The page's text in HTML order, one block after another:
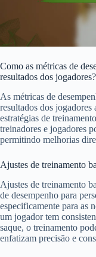
Como as métricas de
resultados dos jogadores?
As métricas de
resultados dos
estratégias de
treinadores e jogadores
permitindo melhorias
Ajustes de treinamento
Ajustes de treinamento
de desempenho para
especificamente para as
um jogador tem
saque, o treinamento
enfatizam precisão e